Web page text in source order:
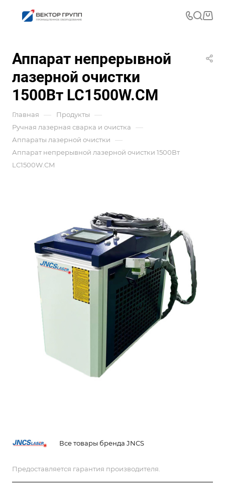
Аппарат непрерывной
лазерной очистки
1500Вт LC1500W.CM
Главная — Продукты —
Ручная лазерная сварка и очистка —
Аппараты лазерной очистки —
Аппарат непрерывной лазерной очистки 1500Вт
LC1500W.CM
Все товары бренда JNCS
Предоставляется гарантия производителя.